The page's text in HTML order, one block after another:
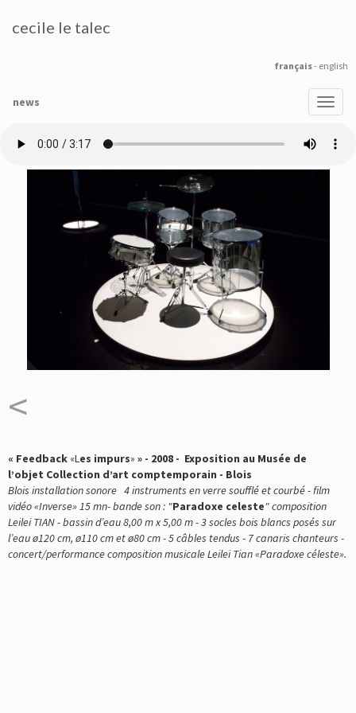
cecile le talec
français- english
news
<
« Feedback «Les impurs» » - 2008 - Exposition au Musée de
l’objet Collection d’art comptemporain - Blois
Blois installation sonore 4 instruments en verre soufflé et courbé - film
vidéo «Inverse» 15 mn- bande son : "Paradoxe celeste" composition
Leilei TIAN - bassin dʼeau 8,00 m x 5,00 m - 3 socles bois blancs posés sur
lʼeau ø120 cm, ø110 cm et ø80 cm - 5 câbles tendus - 7 canaris chanteurs -
concert/performance composition musicale Leilei Tian «Paradoxe céleste».